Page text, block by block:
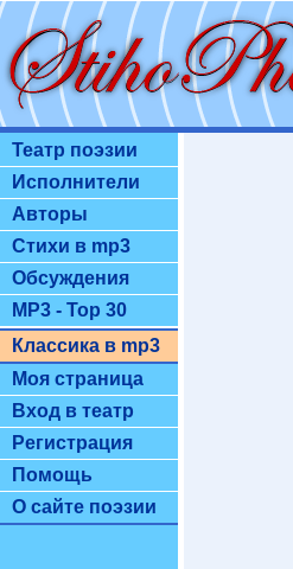
Театр поэзии
Исполнители
Авторы
Стихи в mp3
Обсуждения
MP3 - Top 30
Классика в mp3
Моя страница
Вход в театр
Регистрация
Помощь
О сайте поэзии